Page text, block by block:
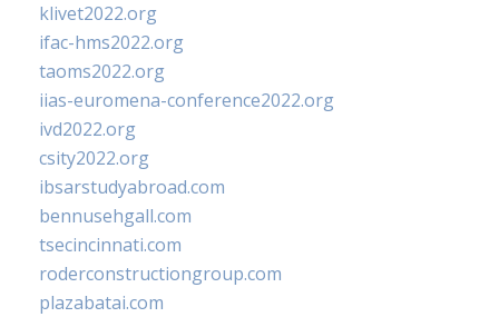
klivet2022.org
ifac-hms2022.org
taoms2022.org
iias-euromena-conference2022.org
ivd2022.org
csity2022.org
ibsarstudyabroad.com
bennusehgall.com
tsecincinnati.com
roderconstructiongroup.com
plazabatai.com